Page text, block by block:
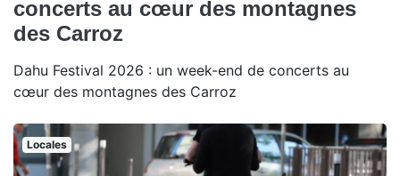
concerts au cœur des montagnes
des Carroz
Dahu Festival 2026 : un week-end de concerts au
cœur des montagnes des Carroz
Locales